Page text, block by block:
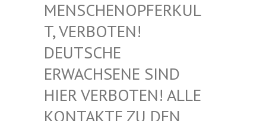
ENSCHENOPFERKULT
, VERBOTEN! D
EUTSCHE E
RWACHSENE SIND H
IER VERBOTEN! ALLE K
ONTAKTE ZU DEN G